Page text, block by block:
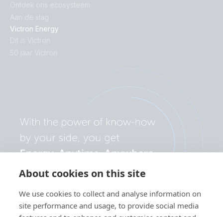
About cookies on this site
We use cookies to collect and analyse information on
site performance and usage, to provide social media
Ontdek ons ecosysteem
Aan de slag
Victron Energy
Dit is Victron
50 jaar Victron